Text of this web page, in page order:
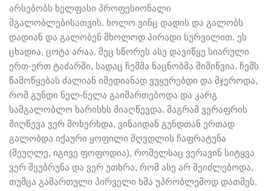
არსებობს ხელფასი პროფესიონალი
მგალობლებისათვის. ხოლო ვინც დადის და გალობს
დადიან და გალობენ მხოლოდ პირადი სურვილით. ეს
ცხადია, ცოტა არაა. მეც სწორეს ასე დავიწყე სიარული
ერთ-ერთ ტაძარში, სადაც ჩემმა ნაცნობმა მიმიწვია. ჩემს
წამოწყებას ძალიან იმედიანად ვუყურებდი და მჯეროდა,
რომ გუნდი ნელ-ნელა გაიმართებოდა და კარგ
სამგალობლო ხარისხს მიაღწევდა. მაგრამ ვერაფრის
მიღწევა ვერ მოხერხდა, ვინაიდან გუნდთან ერთად
გალობდა იქაური ყოფილი მღვდლის ჩაფრატუნა
(მეუღლე, იგივე ფოფოდია), რომელსაც ვერავინ სიტყვა
ვერ შეუბრუნა და ვერ უთხრა, რომ ასე არ შეიძლებოდა,
თუმცა გამართული პირველი ხმა უპრობლემოდ დათმეს.